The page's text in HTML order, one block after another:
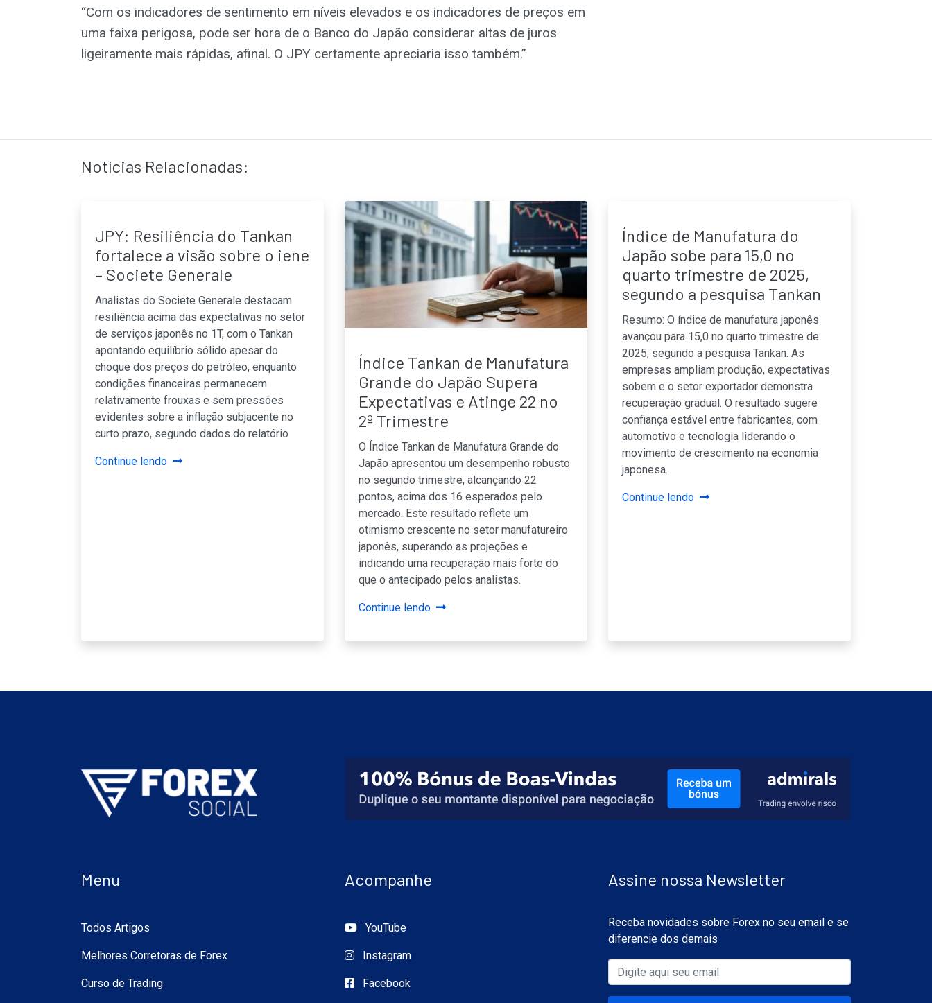
“Com os indicadores de sentimento em níveis elevados e os indicadores de preços em
uma faixa perigosa, pode ser hora de o Banco do Japão considerar altas de juros
ligeiramente mais rápidas, afinal. O JPY certamente apreciaria isso também.”
Notícias Relacionadas:
JPY: Resiliência do Tankan
fortalece a visão sobre o iene
– Societe Generale
Analistas do Societe Generale destacam
resiliência acima das expectativas no setor
de serviços japonês no 1T, com o Tankan
apontando equilíbrio sólido apesar do
choque dos preços do petróleo, enquanto
condições financeiras permanecem
relativamente frouxas e sem pressões
evidentes sobre a inflação subjacente no
curto prazo, segundo dados do relatório
Continue lendo
Índice Tankan de Manufatura
Grande do Japão Supera
Expectativas e Atinge 22 no
2º Trimestre
O Índice Tankan de Manufatura Grande do
Japão apresentou um desempenho robusto
no segundo trimestre, alcançando 22
pontos, acima dos 16 esperados pelo
mercado. Este resultado reflete um
otimismo crescente no setor manufatureiro
japonês, superando as projeções e
indicando uma recuperação mais forte do
que o antecipado pelos analistas.
Continue lendo
Índice de Manufatura do
Japão sobe para 15,0 no
quarto trimestre de 2025,
segundo a pesquisa Tankan
Resumo: O índice de manufatura japonês
avançou para 15,0 no quarto trimestre de
2025, segundo a pesquisa Tankan. As
empresas ampliam produção, expectativas
sobem e o setor exportador demonstra
recuperação gradual. O resultado sugere
confiança estável entre fabricantes, com
automotivo e tecnologia liderando o
movimento de crescimento na economia
japonesa.
Continue lendo
Menu
Todos Artigos
Melhores Corretoras de Forex
Curso de Trading
Acompanhe
YouTube
Instagram
Facebook
Assine nossa Newsletter
Receba novidades sobre Forex no seu email e se
diferencie dos demais